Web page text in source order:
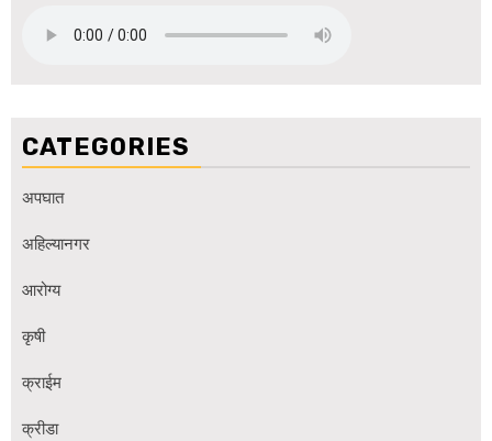
CATEGORIES
अपघात
अहिल्यानगर
आरोग्य
कृषी
क्राईम
क्रीडा